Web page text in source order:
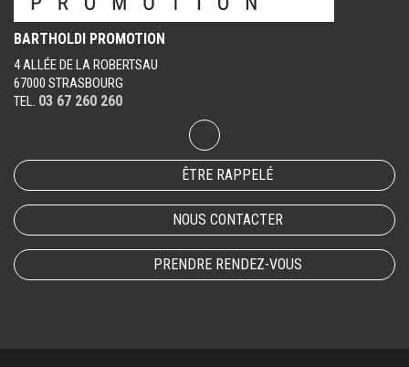
BARTHOLDI PROMOTION
4 ALLÉE DE LA ROBERTSAU
67000 STRASBOURG
TEL. 03 67 260 260
ÊTRE RAPPELÉ
NOUS CONTACTER
PRENDRE RENDEZ-VOUS